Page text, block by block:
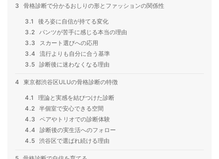
3 骨格診断で分かるおしりの形とファッションの関係性
3.1
後ろ姿に自信が持てる変化
3.2
パンツが苦手に感じる本当の理由
3.3
スカート選びへの応用
3.4
流行よりも自分に合う基準
3.5 診断後に迷わなくなる理由
4 東京都渋谷区ULUの骨格診断の特徴
4.1
理論と実感を結びつけた診断
4.2 半個室で安心できる空間
4.3
ペアやトリオでの診断体験
4.4
診断後の実生活へのフォロー
4.5 渋谷区で選ばれ続ける理由